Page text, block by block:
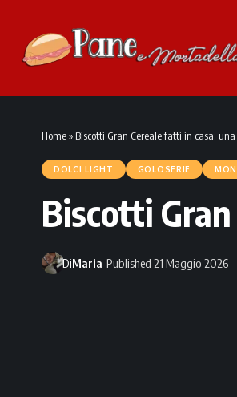
Home» Biscotti Gran Cereale fatti in casa:
DOLCI LIGHT GOLOSERIE
Biscotti
DiMaria Published 21 Maggio 2026